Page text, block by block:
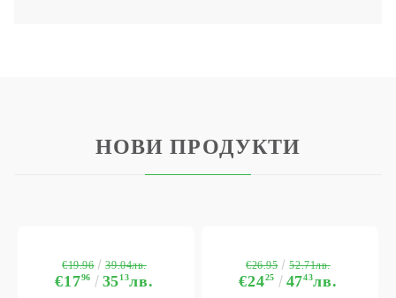
НОВИ ПРОДУКТИ
€1796 3513лв.
€19.96 39.04лв.
€2425 4743лв.
€26.95 52.71лв.